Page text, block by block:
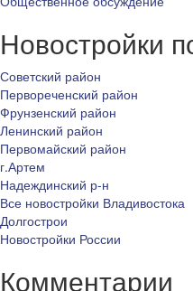
Новостройки
Советский район
Первореченский район
Фрунзенский район
Ленинский район
Первомайский район
г.Артем
Надеждинский р-н
Все новостройки Владивостока
Долгострои
Новостройки России
Комментарии